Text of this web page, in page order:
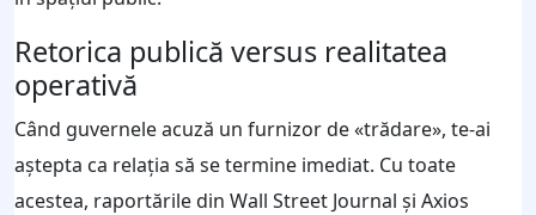
Retorica publică versus realitatea
operativă
Când guvernele acuză un furnizor de «trădare», te‑ai
aștepta ca relația să se termine imediat. Cu toate
acestea, raportările din Wall Street Journal și Axios